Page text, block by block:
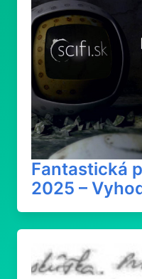
Fantastická
2025 –